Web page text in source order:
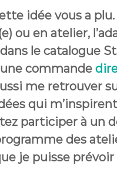
idée vous a
ou en atelier,
le catalogue
commande
me retrouver
qui
participer à un
des
je puisse